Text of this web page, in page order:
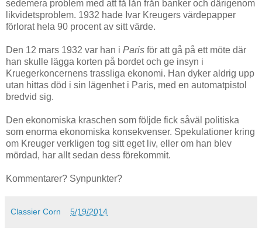
sedemera problem med att få lån från banker och därigenom
likvidetsproblem. 1932 hade Ivar Kreugers värdepapper
förlorat hela 90 procent av sitt värde.
Den 12 mars 1932 var han i Paris för att gå på ett möte där
han skulle lägga korten på bordet och ge insyn i
Kruegerkoncernens trassliga ekonomi. Han dyker aldrig upp
utan hittas död i sin lägenhet i Paris, med en automatpistol
bredvid sig.
Den ekonomiska kraschen som följde fick såväl politiska
som enorma ekonomiska konsekvenser. Spekulationer kring
om Kreuger verkligen tog sitt eget liv, eller om han blev
mördad, har allt sedan dess förekommit.
Kommentarer? Synpunkter?
Classier Corn 5/19/2014